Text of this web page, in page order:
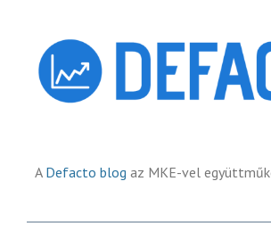
A Defacto blog az MKE-vel